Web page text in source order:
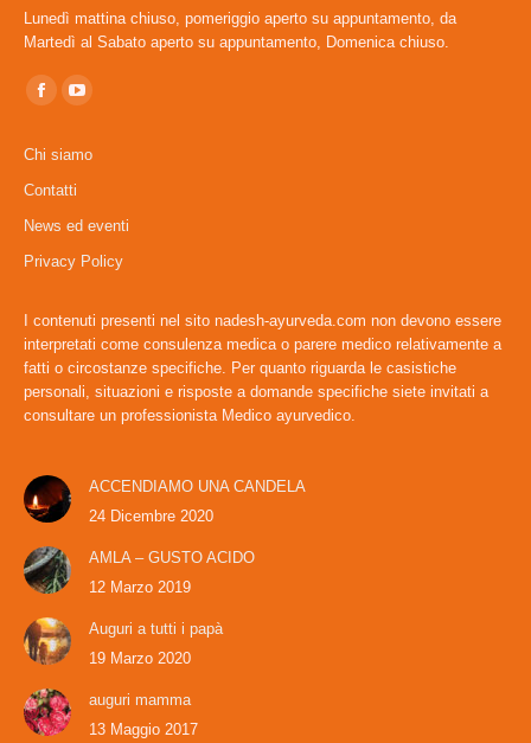
Lunedì mattina chiuso, pomeriggio aperto su appuntamento, da
Martedì al Sabato aperto su appuntamento, Domenica chiuso.
Ci puoi trovare su:
Facebook
opens
in
new
window
YouTube
opens
in
new
window
Chi siamo
Contatti
News ed eventi
Privacy Policy
I contenuti presenti nel sito nadesh-ayurveda.com non devono essere
interpretati come consulenza medica o parere medico relativamente a
fatti o circostanze specifiche. Per quanto riguarda le casistiche
personali, situazioni e risposte a domande specifiche siete invitati a
consultare un professionista Medico ayurvedico.
ACCENDIAMO UNA CANDELA
24 Dicembre 2020
AMLA – GUSTO ACIDO
12 Marzo 2019
Auguri a tutti i papà
19 Marzo 2020
auguri mamma
13 Maggio 2017